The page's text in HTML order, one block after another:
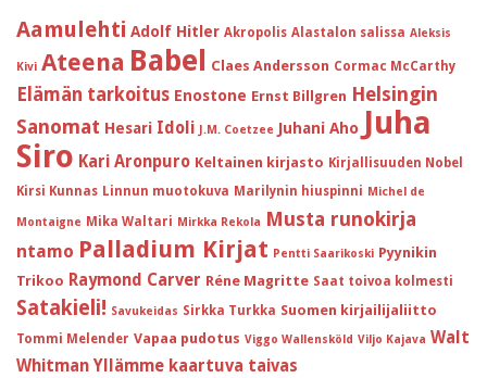
Aamulehti Adolf Hitler Akropolis Alastalon salissa Aleksis
Kivi Ateena Babel Claes Andersson Cormac McCarthy
Elämän tarkoitus Enostone Ernst Billgren Helsingin
Sanomat Hesari Idoli J.M. Coetzee Juhani Aho Juha
Siro Kari Aronpuro Keltainen kirjasto Kirjallisuuden Nobel
Kirsi Kunnas Linnun muotokuva Marilynin hiuspinni Michel de
Montaigne Mika Waltari Mirkka Rekola Musta runokirja
ntamo Palladium Kirjat Pentti Saarikoski Pyynikin
Trikoo Raymond Carver Réne Magritte Saat toivoa kolmesti
Satakieli! Savukeidas Sirkka Turkka Suomen kirjailijaliitto
Tommi Melender Vapaa pudotus Viggo Wallensköld Viljo Kajava Walt
Whitman Yllämme kaartuva taivas